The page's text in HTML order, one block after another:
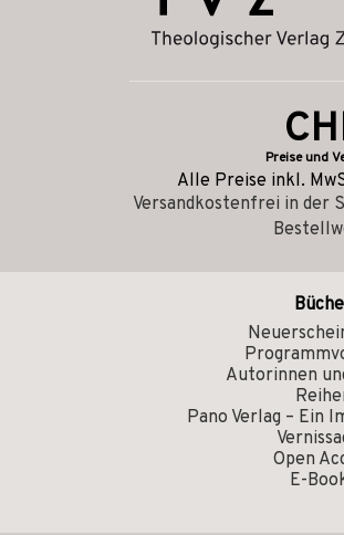
Preise und
Alle Preise inkl.
Versandkostenfrei in der
Autorinnen
Pano Verlag – Ein
Open
E-